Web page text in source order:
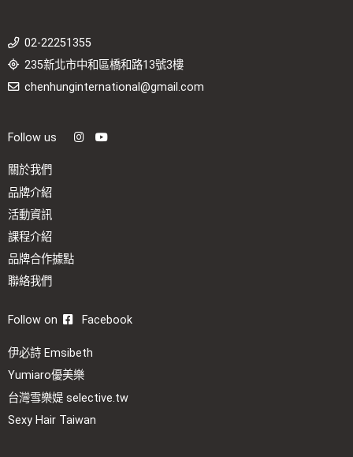
02-22251355
235新北市中和區橋和路13號3樓
chenhunginternational@gmail.com
Follow us
關於我們
品牌介紹
活動資訊
課程介紹
品牌合作據點
聯絡我們
Follow on Facebook
伊必詩 Emsibeth
Yumiaro優美樂
台灣雪樂媞 selective.tw
Sexy Hair Taiwan